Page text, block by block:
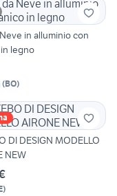
in alluminio con
legno
(BO)
DI DESIGN MODELLO
NEW
)